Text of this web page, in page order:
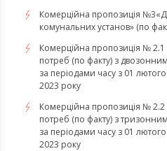
Комерційна пропозиція
комунальних установ» (по
Комерційна пропозиція №
потреб (по факту) з
за періодами часу з 01
2023 року
Комерційна пропозиція №
потреб (по факту) з
за періодами часу з 01
2023 року